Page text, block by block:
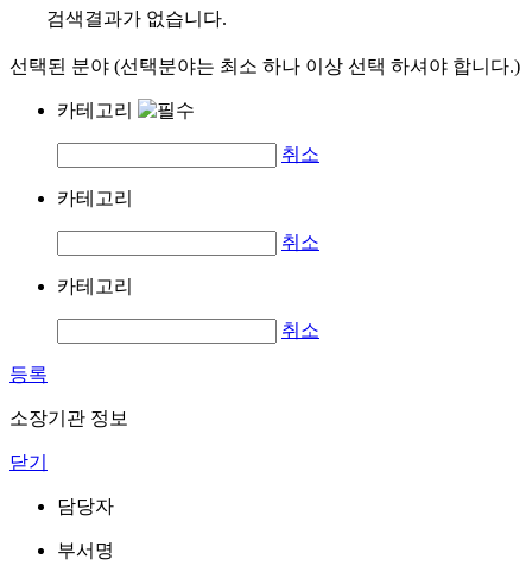
검색결과가 없습니다.
선택된 분야 (선택분야는 최소 하나 이상 선택 하셔야 합니다.)
카테고리
취소
카테고리
취소
카테고리
취소
등록
소장기관 정보
닫기
담당자
부서명